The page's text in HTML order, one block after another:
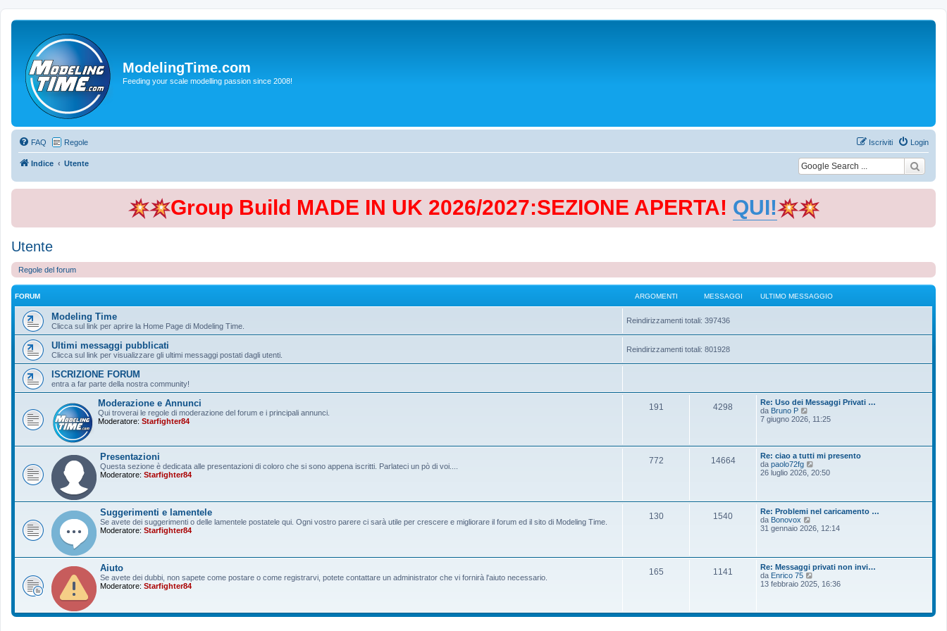
ModelingTime.com
Feeding your scale modelling passion since 2008!
FAQ Regole Login
Iscriviti
Indice Utente
Group Build MADE IN UK 2026/2027:SEZIONE APERTA! QUI!
Utente
Regole del forum
FORUM ARGOMENTI MESSAGGI ULTIMO MESSAGGIO
Modeling Time
Clicca sul link per aprire la Home Page di Modeling Time.
Reindirizzamenti totali: 397436
Ultimi messaggi pubblicati
Clicca sul link per visualizzare gli ultimi messaggi postati dagli utenti.
Reindirizzamenti totali: 801928
ISCRIZIONE FORUM
entra a far parte della nostra community!
Moderazione e Annunci
Qui troverai le regole di moderazione del forum e i principali annunci.
Moderatore: Starfighter84
191 4298
Re: Uso dei Messaggi Privati …
da Bruno P
l
t
i
m
e
s
s
a
7 giugno 2026, 11:25
Presentazioni
Questa sezione è dedicata alle presentazioni di coloro che si sono appena iscritti. Parlateci un pò di voi....
Moderatore: Starfighter84
772 14664
Re: ciao a tutti mi presento
da paolo72fg
e
l
t
m
e
s
s
a
g
o
26 luglio 2026, 20:50
Suggerimenti e lamentele
Se avete dei suggerimenti o delle lamentele postatele qui. Ogni vostro parere ci sarà utile per crescere e migliorare il forum ed il sito di Modeling Time.
Moderatore: Starfighter84
130 1540
Re: Problemi nel caricamento …
da Bonovox
e
t
i
m
e
31 gennaio 2026, 12:14
Aiuto
Se avete dei dubbi, non sapete come postare o come registrarvi, potete contattare un administrator che vi fornirà l'aiuto necessario.
Moderatore: Starfighter84
165 1141
Re: Messaggi privati non invi…
da Enrico 75
e
l
13 febbraio 2025, 16:36